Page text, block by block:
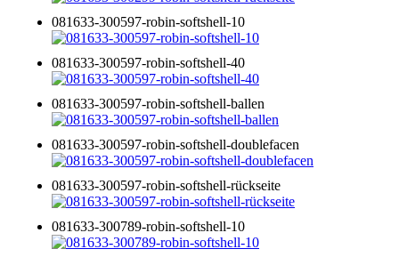
081633-300597-robin-softshell-10
081633-300597-robin-softshell-40
081633-300597-robin-softshell-ballen
081633-300597-robin-softshell-doublefacen
081633-300597-robin-softshell-rückseite
081633-300789-robin-softshell-10